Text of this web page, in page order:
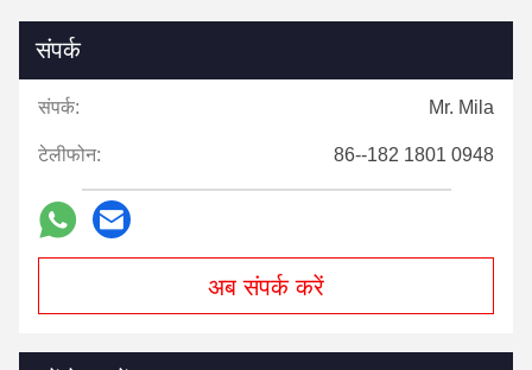
संपर्क
संपर्क: Mr. Mila
टेलीफोन: 86--182 1801 0948
अब संपर्क करें